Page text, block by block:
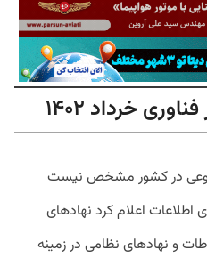
خرداد ۱۴۰۲
در کشور مشخص نیست
اطلاعات اعلام کرد نهادهای
و نهادهای نظامی در زمینه